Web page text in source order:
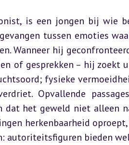
is een jongen bij wie
tussen emoties
Wanneer hij
of gesprekken – hij zoekt
fysieke
Opvallende
het geweld niet alleen
herkenbaarheid
autoriteitsfiguren bieden